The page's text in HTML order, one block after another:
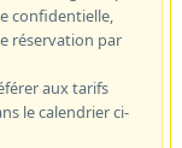
confidentielle,
réservation par
aux tarifs
le calendrier ci-